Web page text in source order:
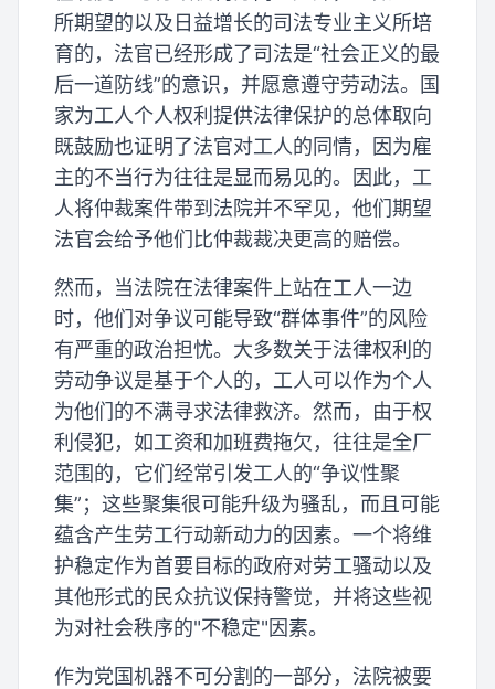
所期望的以及日益增长的司法专业主义所培
育的，法官已经形成了司法是“社会正义的最
后一道防线”的意识，并愿意遵守劳动法。国
家为工人个人权利提供法律保护的总体取向
既鼓励也证明了法官对工人的同情，因为雇
主的不当行为往往是显而易见的。因此，工
人将仲裁案件带到法院并不罕见，他们期望
法官会给予他们比仲裁裁决更高的赔偿。
然而，当法院在法律案件上站在工人一边
时，他们对争议可能导致“群体事件”的风险
有严重的政治担忧。大多数关于法律权利的
劳动争议是基于个人的，工人可以作为个人
为他们的不满寻求法律救济。然而，由于权
利侵犯，如工资和加班费拖欠，往往是全厂
范围的，它们经常引发工人的“争议性聚
集”；这些聚集很可能升级为骚乱，而且可能
蕴含产生劳工行动新动力的因素。一个将维
护稳定作为首要目标的政府对劳工骚动以及
其他形式的民众抗议保持警觉，并将这些视
为对社会秩序的"不稳定"因素。
作为党国机器不可分割的一部分，法院被要